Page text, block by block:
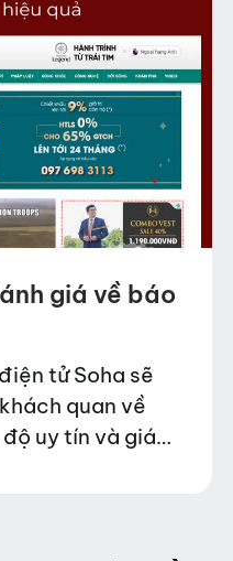
giá về báo
tử Soha sẽ
quan về
uy tín và giá